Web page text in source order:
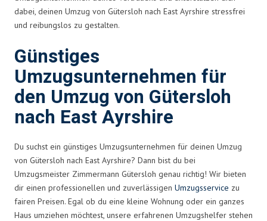
dabei, deinen Umzug von Gütersloh nach East Ayrshire stressfrei
und reibungslos zu gestalten.
Günstiges
Umzugsunternehmen für
den Umzug von Gütersloh
nach East Ayrshire
Du suchst ein günstiges Umzugsunternehmen für deinen Umzug
von Gütersloh nach East Ayrshire? Dann bist du bei
Umzugsmeister Zimmermann Gütersloh genau richtig! Wir bieten
dir einen professionellen und zuverlässigen Umzugsservice zu
fairen Preisen. Egal ob du eine kleine Wohnung oder ein ganzes
Haus umziehen möchtest, unsere erfahrenen Umzugshelfer stehen